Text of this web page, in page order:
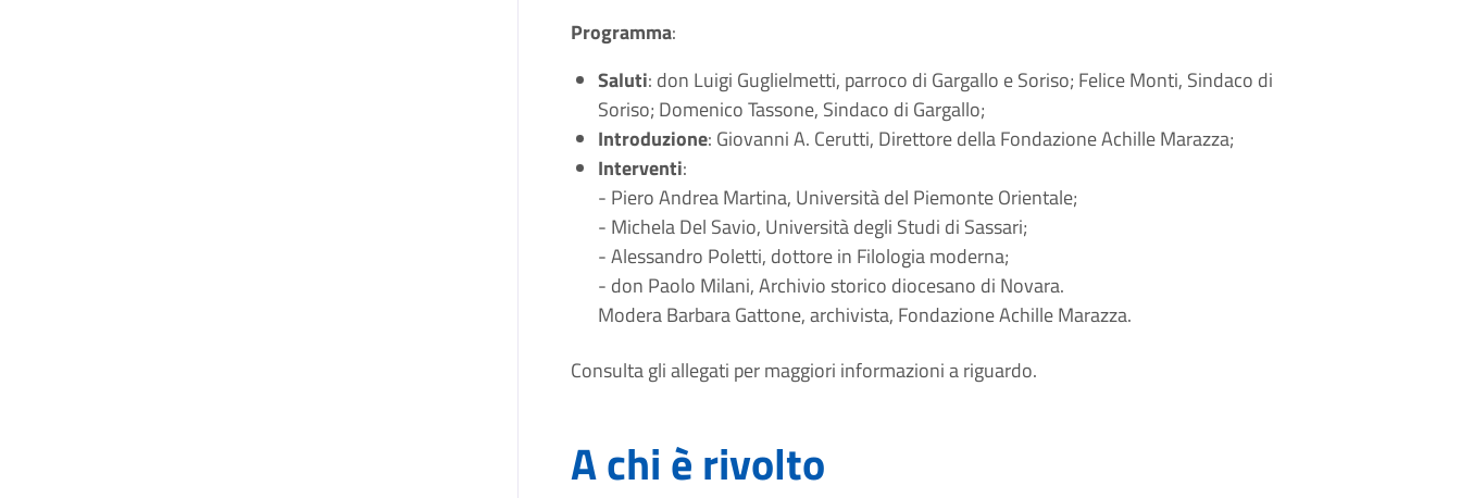
Programma:
Saluti: don Luigi Guglielmetti, parroco di Gargallo e Soriso; Felice Monti, Sindaco di
Soriso; Domenico Tassone, Sindaco di Gargallo;
Introduzione: Giovanni A. Cerutti, Direttore della Fondazione Achille Marazza;
Interventi:
- Piero Andrea Martina, Università del Piemonte Orientale;
- Michela Del Savio, Università degli Studi di Sassari;
- Alessandro Poletti, dottore in Filologia moderna;
- don Paolo Milani, Archivio storico diocesano di Novara.
Modera Barbara Gattone, archivista, Fondazione Achille Marazza.
Consulta gli allegati per maggiori informazioni a riguardo.
A chi è rivolto